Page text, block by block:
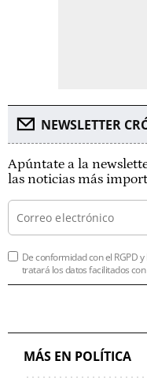
NEWSLETTER
Apúntate a la
las noticias más
De conformidad con el RGPD y
tratará los datos facilitados
MÁS EN POLÍTICA